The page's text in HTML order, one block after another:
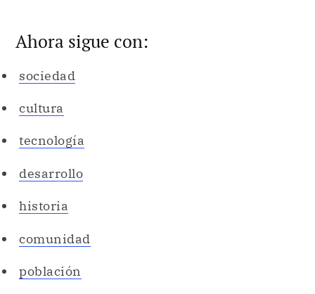
Ahora sigue con:
sociedad
cultura
tecnología
desarrollo
historia
comunidad
población